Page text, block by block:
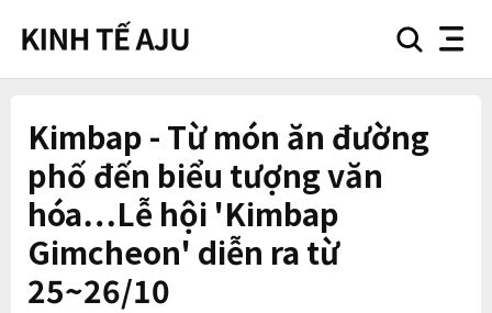
searchnav
Kimbap - Từ món ăn đường
phố đến biểu tượng văn
hóa…Lễ hội 'Kimbap
Gimcheon' diễn ra từ
25~26/10